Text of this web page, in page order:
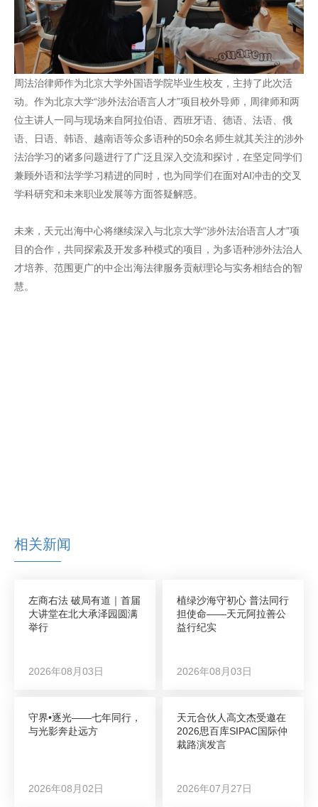
周法治律师作为北京大学外国语学院毕业生校友，主持了此次活
动。作为北京大学“涉外法治语言人才”项目校外导师，周律师和两
位主讲人一同与现场来自阿拉伯语、西班牙语、德语、法语、俄
语、日语、韩语、越南语等众多语种的50余名师生就其关注的涉外
法治学习的诸多问题进行了广泛且深入交流和探讨，在坚定同学们
兼顾外语和法学学习精进的同时，也为同学们在面对AI冲击的交叉
学科研究和未来职业发展等方面答疑解惑。
未来，天元出海中心将继续深入与北京大学“涉外法治语言人才”项
目的合作，共同探索及开发多种模式的项目，为多语种涉外法治人
才培养、范围更广的中企出海法律服务贡献理论与实务相结合的智
慧。
相关新闻
左商右法 破局有道｜首届
大讲堂在北大承泽园圆满
举行
2026年08月03日
植绿沙海守初心 普法同行
担使命——天元阿拉善公
益行纪实
2026年08月03日
守界•逐光——七年同行，
与光影奔赴远方
2026年08月02日
天元合伙人高文杰受邀在
2026思百库SIPAC国际仲
裁路演发言
2026年07月27日